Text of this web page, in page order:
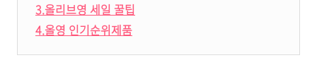
3.올리브영 세일 꿀팁
4.올영 인기순위제품